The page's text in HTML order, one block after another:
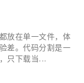
放在单一文件，体
差。代码分割是一
只下载当...